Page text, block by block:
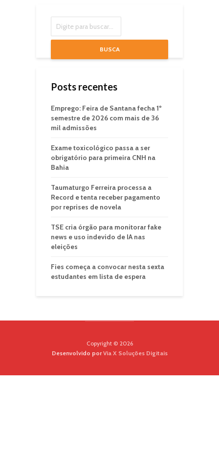
BUSCA
Posts recentes
Emprego: Feira de Santana fecha 1º
semestre de 2026 com mais de 36
mil admissões
Exame toxicológico passa a ser
obrigatório para primeira CNH na
Bahia
Taumaturgo Ferreira processa a
Record e tenta receber pagamento
por reprises de novela
TSE cria órgão para monitorar fake
news e uso indevido de IA nas
eleições
Fies começa a convocar nesta sexta
estudantes em lista de espera
Copyright © 2026
Desenvolvido porVia X Soluções Digitais